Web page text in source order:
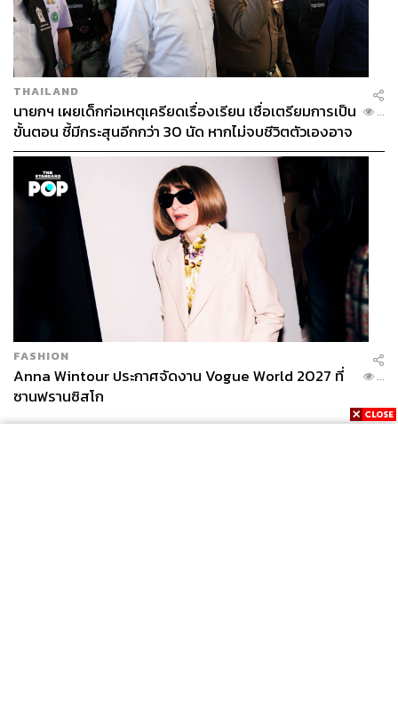
THAILAND
นายกฯ เผยเด็กก่อเหตุเครียดเรื่องเรียน เชื่อเตรียมการเป็น
ขั้นตอน ชี้มีกระสุนอีกกว่า 30 นัด หากไม่จบชีวิตตัวเองอาจ
สูญเสียเพิ่ม
...
FASHION
Anna Wintour ประกาศจัดงาน Vogue World 2027 ที่
ซานฟรานซิสโก
...